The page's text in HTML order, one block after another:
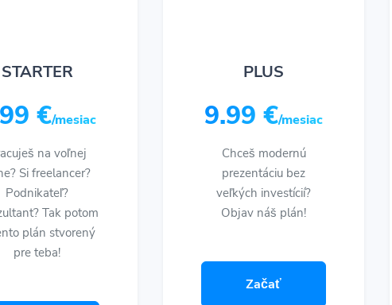
STARTER
€/mesiac
na voľnej
Si freelancer?
Podnikateľ?
Tak potom
plán stvorený
pre teba!
PLUS
9.99 €/mesiac
Chceš modernú
prezentáciu bez
veľkých investícií?
Objav náš plán!
Začať